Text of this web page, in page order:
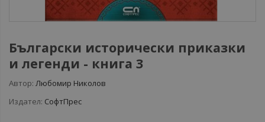
Български исторически приказки
и легенди - книга 3
Автор: Любомир Николов
Издател: СофтПрес